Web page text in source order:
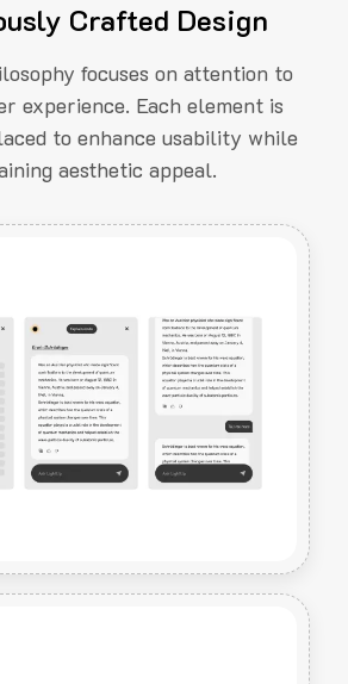
Crafted Design
focuses on attention to
experience. Each element is
to enhance usability while
aesthetic appeal.